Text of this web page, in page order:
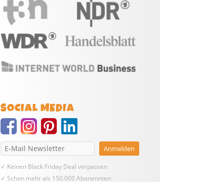
SOCIAL MEDIA
✓ Keinen Black Friday Deal verpassen
✓ Schon mehr als 150.000 Abonennten